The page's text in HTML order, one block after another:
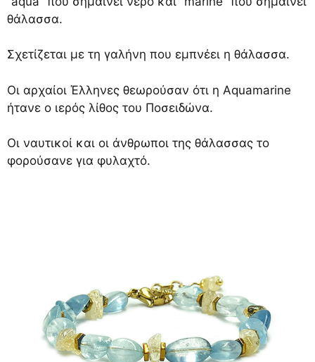
θάλασσα.
Σχετίζεται με τη γαλήνη που εμπνέει η θάλασσα.
Οι αρχαίοι Έλληνες θεωρούσαν ότι η Aquamarine
ήτανε ο ιερός λίθος του Ποσειδώνα.
Οι ναυτικοί και οι άνθρωποι της θάλασσας το
φορούσανε για φυλαχτό.